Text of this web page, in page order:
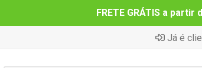
FRETE GRÁTIS a partir
Já é